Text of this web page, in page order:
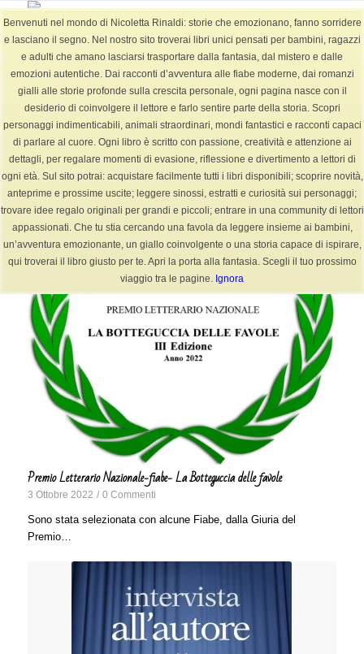
Benvenuti nel mondo di Nicoletta Rinaldi: storie che emozionano, fanno sorridere
e lasciano il segno. Nel nostro sito troverai libri unici pensati per bambini, ragazzi
e adulti che amano lasciarsi trasportare dalla fantasia, dal mistero e dalle
emozioni autentiche. Dai racconti d’avventura alle fiabe moderne, dai romanzi
gialli alle storie profonde sulla crescita personale, ogni pagina nasce con il
desiderio di coinvolgere il lettore e farlo sentire parte della storia. Scopri
personaggi indimenticabili, animali straordinari, mondi fantastici e racconti capaci
di parlare al cuore. Ogni libro è scritto con passione, creatività e attenzione ai
dettagli, per regalare momenti di evasione, riflessione e divertimento a lettori di
ogni età. Sul sito potrai: acquistare facilmente tutti i libri disponibili; scoprire novità,
anteprime e prossime uscite; leggere sinossi, estratti e curiosità sui personaggi;
trovare idee regalo originali per grandi e piccoli; entrare in una community di lettori
appassionati. Che tu stia cercando una favola da leggere insieme ai bambini,
un’avventura emozionante, un giallo coinvolgente o una storia capace di ispirare,
qui troverai il libro giusto per te. Apri la porta alla fantasia. Scegli il tuo prossimo
viaggio tra le pagine. Ignora
Tag Archivio per: fiabe buonanotte (Pagina 3)
Sei in: Home / BLOG / fiabe buonanotte
Articoli
Premio Letterario Nazionale-fiabe- La Botteguccia delle favole
3 Ottobre 2022 / 0 Commenti
Sono stata selezionata con alcune Fiabe, dalla Giuria del
Premio…